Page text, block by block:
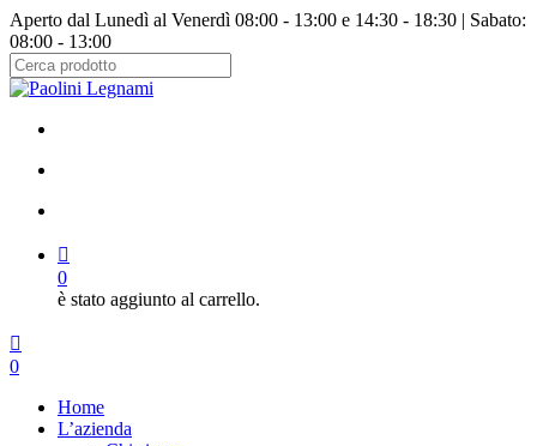
Salta
al
contenuto
principale
Aperto dal Lunedì al Venerdì 08:00 - 13:00 e 14:30 - 18:30 | Sabato:
08:00 - 13:00
Chiudi
0
è stato aggiunto al carrello.
Menu
cerca
account
0
Home
L’azienda